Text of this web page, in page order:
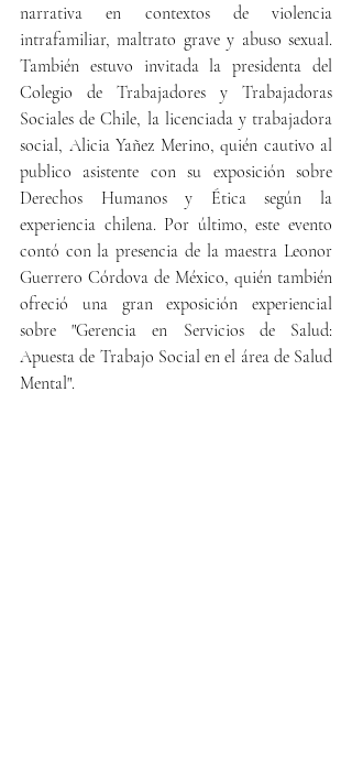
narrativa en contextos de violencia
intrafamiliar, maltrato grave y abuso sexual.
También estuvo invitada la presidenta del
Colegio de Trabajadores y Trabajadoras
Sociales de Chile, la licenciada y trabajadora
social, Alicia Yañez Merino, quién cautivo al
publico asistente con su exposición sobre
Derechos Humanos y Ética según la
experiencia chilena. Por último, este evento
contó con la presencia de la maestra Leonor
Guerrero Córdova de México, quién también
ofreció una gran exposición experiencial
sobre "Gerencia en Servicios de Salud:
Apuesta de Trabajo Social en el área de Salud
Mental".